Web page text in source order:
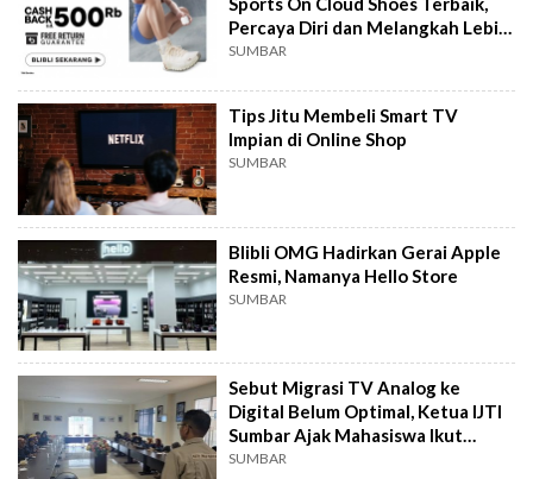
Percaya Diri dan Melangkah Lebih
Ringan
SUMBAR
Tips Jitu Membeli Smart TV
Impian di Online Shop
SUMBAR
Blibli OMG Hadirkan Gerai Apple
Resmi, Namanya Hello Store
SUMBAR
Sebut Migrasi TV Analog ke
Digital Belum Optimal, Ketua IJTI
Sumbar Ajak Mahasiswa Ikut
Sosialisasi
SUMBAR